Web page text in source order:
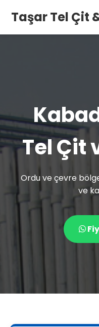
Taşar Tel Çit
Tel Çit
Ordu ve çevre
ve